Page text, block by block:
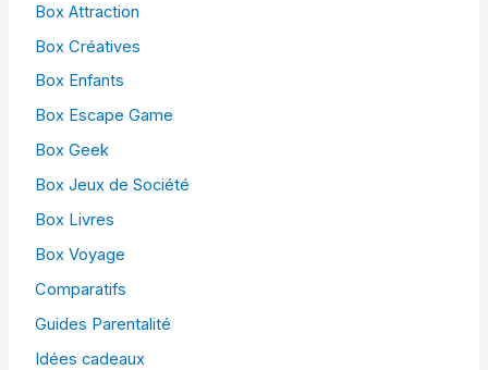
Box Attraction
Box Créatives
Box Enfants
Box Escape Game
Box Geek
Box Jeux de Société
Box Livres
Box Voyage
Comparatifs
Guides Parentalité
Idées cadeaux